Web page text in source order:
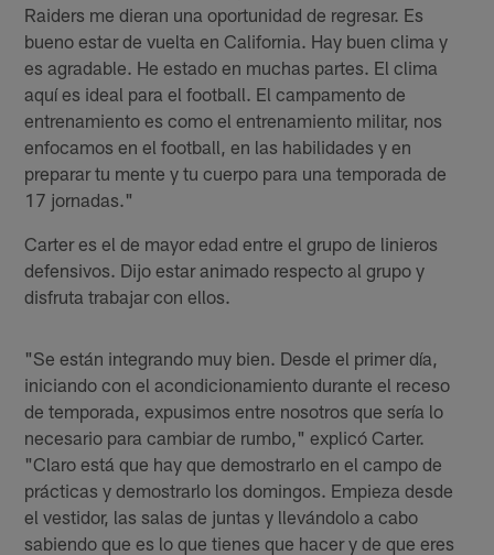
Raiders me dieran una oportunidad de regresar. Es
bueno estar de vuelta en California. Hay buen clima y
es agradable. He estado en muchas partes. El clima
aquí es ideal para el football. El campamento de
entrenamiento es como el entrenamiento militar, nos
enfocamos en el football, en las habilidades y en
preparar tu mente y tu cuerpo para una temporada de
17 jornadas."
Carter es el de mayor edad entre el grupo de linieros
defensivos. Dijo estar animado respecto al grupo y
disfruta trabajar con ellos.
"Se están integrando muy bien. Desde el primer día,
iniciando con el acondicionamiento durante el receso
de temporada, expusimos entre nosotros que sería lo
necesario para cambiar de rumbo," explicó Carter.
"Claro está que hay que demostrarlo en el campo de
prácticas y demostrarlo los domingos. Empieza desde
el vestidor, las salas de juntas y llevándolo a cabo
sabiendo que es lo que tienes que hacer y de que eres